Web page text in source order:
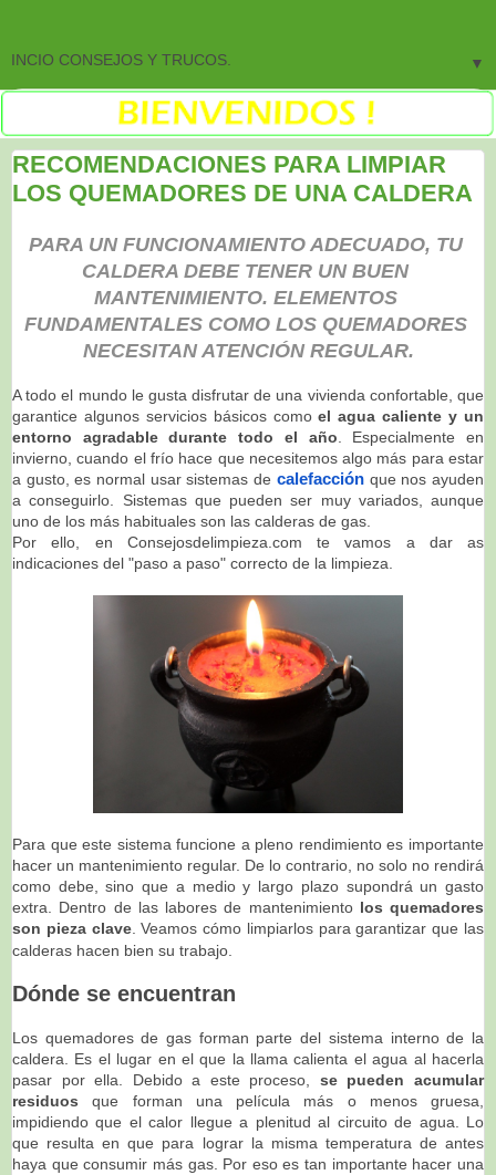
▼
RECOMENDACIONES PARA LIMPIAR
LOS QUEMADORES DE UNA CALDERA
PARA UN FUNCIONAMIENTO ADECUADO, TU
CALDERA DEBE TENER UN BUEN
MANTENIMIENTO. ELEMENTOS
FUNDAMENTALES COMO LOS QUEMADORES
NECESITAN ATENCIÓN REGULAR.
A todo el mundo le gusta disfrutar de una vivienda confortable, que
garantice algunos servicios básicos comoel agua caliente y un
entorno agradable durante todo el año . Especialmente en
invierno, cuando el frío hace que necesitemos algo más para estar
a gusto, es normal usar sistemas de calefacción que nos ayuden
a conseguirlo. Sistemas que pueden ser muy variados, aunque
uno de los más habituales son las calderas de gas.
Por ello, en Consejosdelimpieza.com te vamos a dar as
indicaciones del "paso a paso" correcto de la limpieza.
Para que este sistema funcione a pleno rendimiento es importante
hacer un mantenimiento regular. De lo contrario, no solo no rendirá
como debe, sino que a medio y largo plazo supondrá un gasto
extra. Dentro de las labores de mantenimiento los quemadores
son pieza clave. Veamos cómo limpiarlos para garantizar que las
calderas hacen bien su trabajo.
Dónde se encuentran
Los quemadores de gas forman parte del sistema interno de la
caldera. Es el lugar en el que la llama calienta el agua al hacerla
pasar por ella. Debido a este proceso, se pueden acumular
residuos que forman una película más o menos gruesa,
impidiendo que el calor llegue a plenitud al circuito de agua. Lo
que resulta en que para lograr la misma temperatura de antes
haya que consumir más gas. Por eso es tan importante hacer una